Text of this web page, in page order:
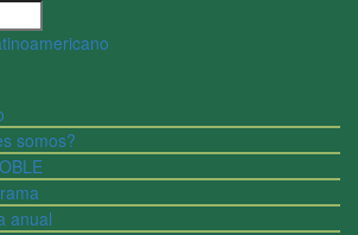
somos?
anual